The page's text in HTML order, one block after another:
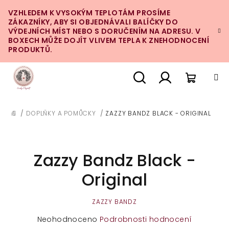
na
obsah
VZHLEDEM K VYSOKÝM TEPLOTÁM PROSÍME
ZÁKAZNÍKY, ABY SI OBJEDNÁVALI BALÍČKY DO
VÝDEJNÍCH MÍST NEBO S DORUČENÍM NA ADRESU. V
BOXECH MŮŽE DOJÍT VLIVEM TEPLA K ZNEHODNOCENÍ
PRODUKTŮ.
DOMŮ
/ DOPLŇKY A POMŮCKY / ZAZZY BANDZ BLACK - ORIGINAL
Zazzy Bandz Black -
Original
ZAZZY BANDZ
Průměrné
Neohodnoceno Podrobnosti hodnocení